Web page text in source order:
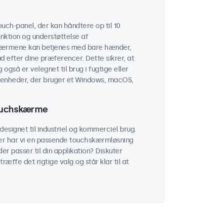
panel, der kan håndtere op til 10
og understøttelse af
kan betjenes med bare hænder,
efter dine præferencer. Dette sikrer, at
er velegnet til brug i fugtige eller
der bruger et Windows, macOS,
til industriel og kommerciel brug.
har vi en passende touchskærmløsning
passer til din applikation? Diskuter
træffe det rigtige valg og står klar til at